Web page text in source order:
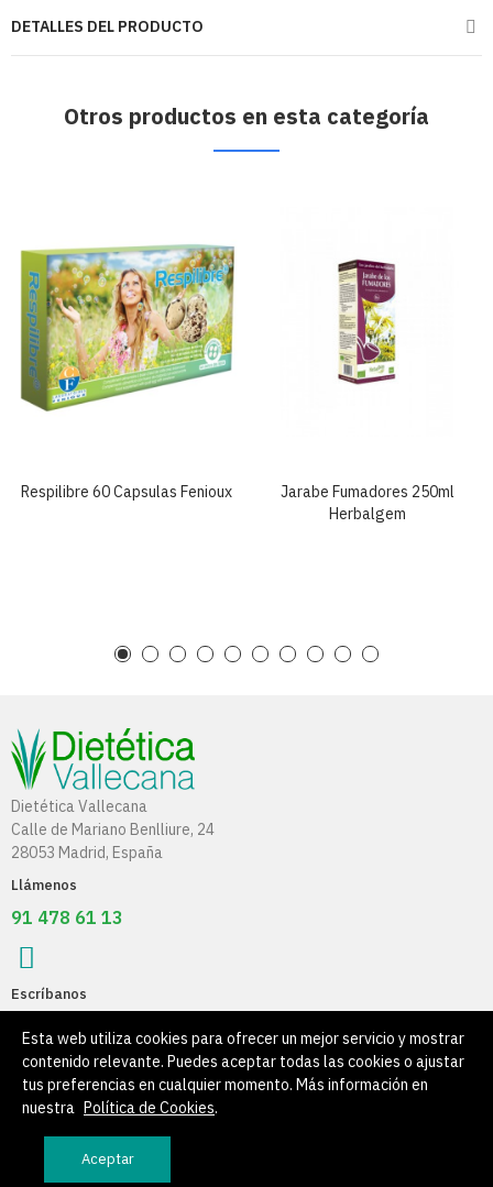
DETALLES DEL PRODUCTO
Otros productos en esta categoría
Respilibre 60 Capsulas Fenioux
Jarabe Fumadores 250ml
Herbalgem
Dietética Vallecana
Calle de Mariano Benlliure, 24
28053 Madrid, España
Llámenos
91 478 61 13
Escríbanos
info@dieteticavallecana.com
Información
Productos
Esta web utiliza cookies para ofrecer un mejor servicio y mostrar
contenido relevante. Puedes aceptar todas las cookies o ajustar
tus preferencias en cualquier momento. Más información en
nuestra Política de Cookies.
Aceptar